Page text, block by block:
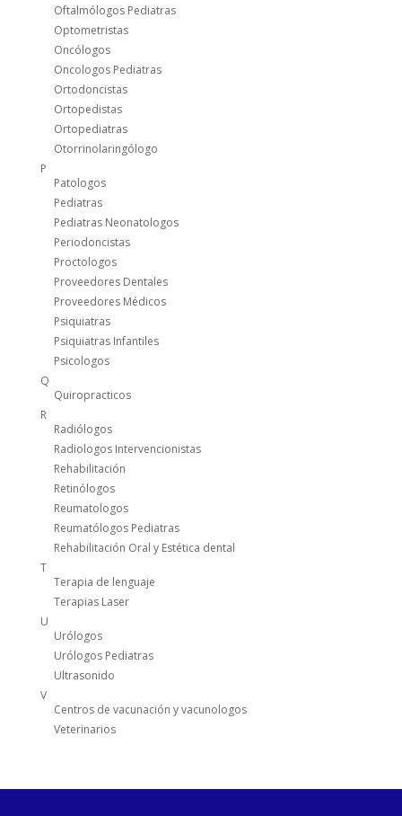
Oftalmólogos Pediatras
Optometristas
Oncólogos
Oncologos Pediatras
Ortodoncistas
Ortopedistas
Ortopediatras
Otorrinolaringólogo
P
Patologos
Pediatras
Pediatras Neonatologos
Periodoncistas
Proctologos
Proveedores Dentales
Proveedores Médicos
Psiquiatras
Psiquiatras Infantiles
Psicologos
Q
Quiropracticos
R
Radiólogos
Radiologos Intervencionistas
Rehabilitación
Retinólogos
Reumatologos
Reumatólogos Pediatras
Rehabilitación Oral y Estética dental
T
Terapia de lenguaje
Terapias Laser
U
Urólogos
Urólogos Pediatras
Ultrasonido
V
Centros de vacunación y vacunologos
Veterinarios